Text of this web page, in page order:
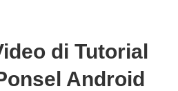
di Tutorial
Android